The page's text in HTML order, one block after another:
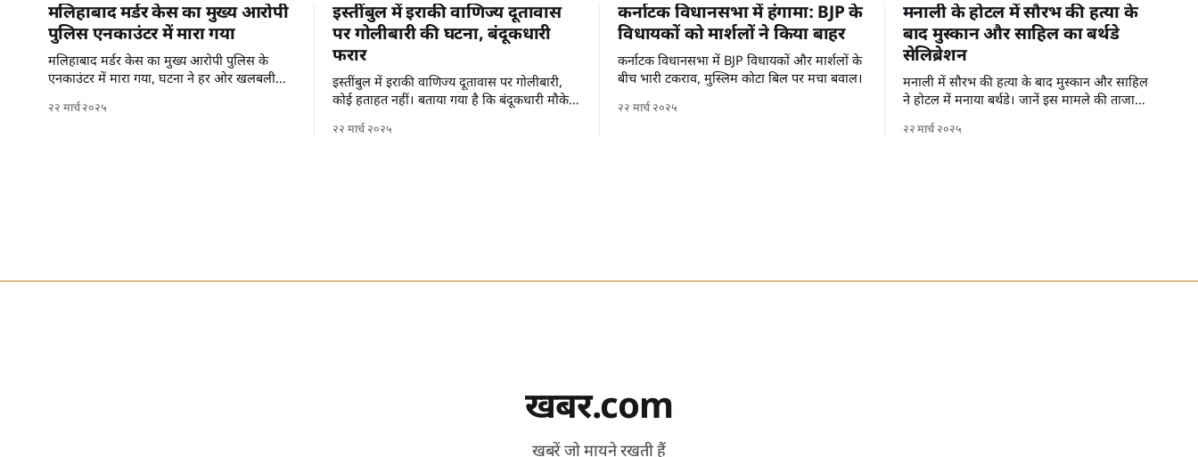
मलिहाबाद मर्डर केस का मुख्य आरोपी
पुलिस एनकाउंटर में मारा गया
मलिहाबाद मर्डर केस का मुख्य आरोपी पुलिस के
एनकाउंटर में मारा गया, घटना ने हर ओर खलबली
मचा दी है।
२२ मार्च २०२५
इस्तींबुल में इराकी वाणिज्य दूतावास
पर गोलीबारी की घटना, बंदूकधारी
फरार
इस्तींबुल में इराकी वाणिज्य दूतावास पर गोलीबारी,
कोई हताहत नहीं। बताया गया है कि बंदूकधारी मौके
से फरार हो गए हैं।
२२ मार्च २०२५
कर्नाटक विधानसभा में हंगामा: BJP के
विधायकों को मार्शलों ने किया बाहर
कर्नाटक विधानसभा में BJP विधायकों और मार्शलों के
बीच भारी टकराव, मुस्लिम कोटा बिल पर मचा बवाल।
२२ मार्च २०२५
मनाली के होटल में सौरभ की हत्या के
बाद मुस्कान और साहिल का बर्थडे
सेलिब्रेशन
मनाली में सौरभ की हत्या के बाद मुस्कान और साहिल
ने होटल में मनाया बर्थडे। जानें इस मामले की ताजा
जानकारी।
२२ मार्च २०२५
खबर.com
खबरें जो मायने रखती हैं